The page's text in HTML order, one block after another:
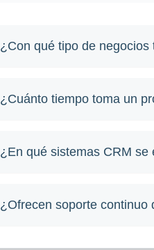
¿Con qué tipo de negocios
¿Cuánto tiempo toma un
¿En qué sistemas CRM se
¿Ofrecen soporte continuo